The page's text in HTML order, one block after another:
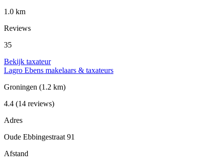
1.0 km
Reviews
35
Bekijk taxateur
Lagro Ebens makelaars & taxateurs
Groningen (1.2 km)
4.4 (14 reviews)
Adres
Oude Ebbingestraat 91
Afstand